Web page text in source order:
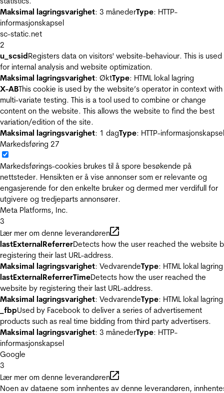
Maksimal lagringsvarighet: 3 månederType: HTTP-
informasjonskapsel
sc-static.net
2
u_scsidRegisters data on visitors' website-behaviour. This is used
for internal analysis and website optimization.
Maksimal lagringsvarighet: ØktType: HTML lokal lagring
X-ABThis cookie is used by the website’s operator in context with
multi-variate testing. This is a tool used to combine or change
content on the website. This allows the website to find the best
variation/edition of the site.
Maksimal lagringsvarighet: 1 dagType: HTTP-informasjonskapsel
Markedsføring 27
Markedsførings-cookies brukes til å spore besøkende på
nettsteder. Hensikten er å vise annonser som er relevante og
engasjerende for den enkelte bruker og dermed mer verdifull for
utgivere og tredjeparts annonsører.
Meta Platforms, Inc.
3
Lær mer om denne leverandøren
lastExternalReferrerDetects how the user reached the website
registering their last URL-address.
Maksimal lagringsvarighet: VedvarendeType: HTML lokal lagring
lastExternalReferrerTimeDetects how the user reached the
website by registering their last URL-address.
Maksimal lagringsvarighet: VedvarendeType: HTML lokal lagring
_fbpUsed by Facebook to deliver a series of advertisement
products such as real time bidding from third party advertisers.
Maksimal lagringsvarighet: 3 månederType: HTTP-
informasjonskapsel
Google
3
Lær mer om denne leverandøren
Noen av dataene som innhentes av denne leverandøren,